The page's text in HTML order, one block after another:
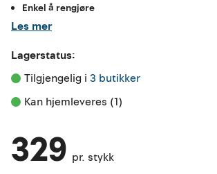
Enkel å rengjøre
Les mer
Lagerstatus:
Tilgjengelig i 3 butikker
Kan hjemleveres (1)
329 pr. stykk